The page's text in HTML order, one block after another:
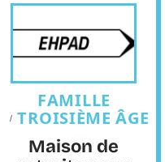
FAMILLE
TROISIÈME ÂGE
Maison de